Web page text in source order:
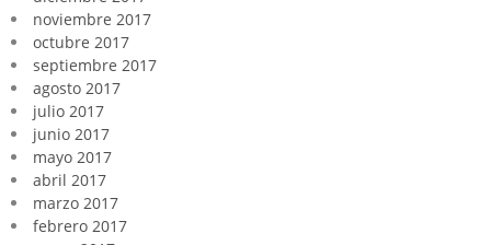
noviembre 2017
octubre 2017
septiembre 2017
agosto 2017
julio 2017
junio 2017
mayo 2017
abril 2017
marzo 2017
febrero 2017